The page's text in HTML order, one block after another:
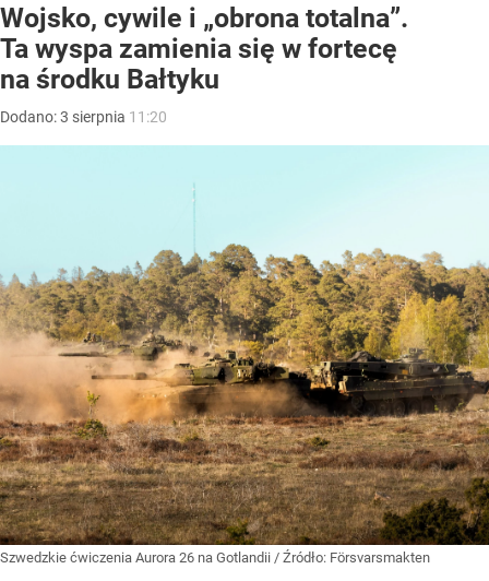
Wojsko, cywile i „obrona totalna”.
Ta wyspa zamienia się w fortecę
na środku Bałtyku
Dodano:3 sierpnia 11:20
Szwedzkie ćwiczenia Aurora 26 na Gotlandii / Źródło: Försvarsmakten